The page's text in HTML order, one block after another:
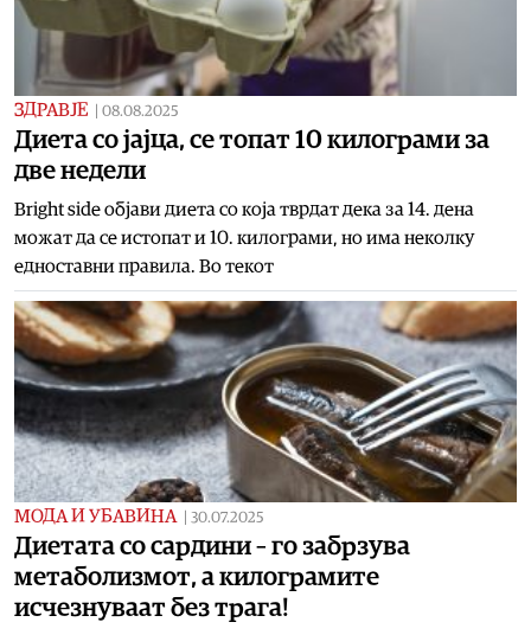
ЗДРАВЈЕ 08.08.2025
Диета со јајца, се топат 10 килограми за
две недели
Bright side објави диета со која тврдат дека за 14. дена
можат да се истопат и 10. килограми, но има неколку
едноставни правила. Во текот
МОДА И УБАВИНА 30.07.2025
Диетата со сардини – го забрзува
метаболизмот, а килограмите
исчезнуваат без трага!